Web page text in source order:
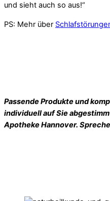
und sieht auch so aus!“
PS: Mehr über
Passende Produkte und
individuell auf Sie
Apotheke Hannover.